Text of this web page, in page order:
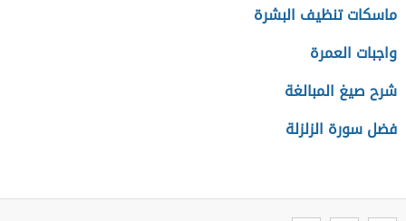
ماسكات تنظيف البشرة
واجبات العمرة
شرح صيغ المبالغة
فضل سورة الزلزلة